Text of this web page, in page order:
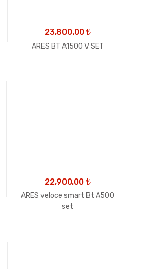
23,800.00₺
ARES BT A1500 V SET
22,900.00 ₺
ARES veloce smart Bt A500
set